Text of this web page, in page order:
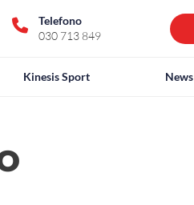
Telefono
030 713 849
Kinesis Sport News